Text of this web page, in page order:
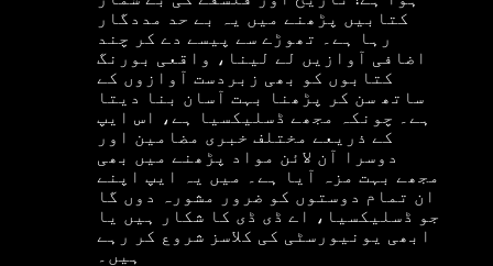
کتابیں پڑھنے میں یہ بے حد مددگار
رہا ہے۔ تھوڑے سے پیسے دے کر چند
اضافی آوازیں لے لینا، واقعی بورنگ
کتابوں کو بھی زبردست آوازوں کے
ساتھ سن کر پڑھنا بہت آسان بنا دیتا
ہے۔ چونکہ مجھے ڈسلیکسیا ہے، اس ایپ
کے ذریعے مختلف خبری مضامین اور
دوسرا آن لائن مواد پڑھنے میں بھی
مجھے بہت مزہ آیا ہے۔ میں یہ ایپ اپنے
ان تمام دوستوں کو ضرور مشورہ دوں گا
جو ڈسلیکسیا، اے ڈی ڈی کا شکار ہیں یا
ابھی یونیورسٹی کی کلاسز شروع کر رہے
ہیں۔